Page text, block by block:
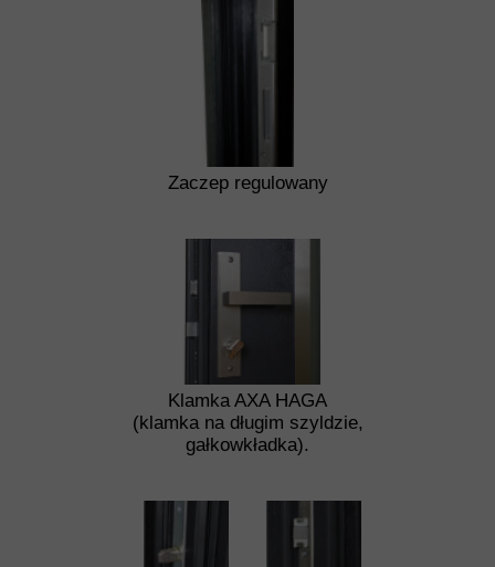
Klamka AXA HAGA
(klamka na długim szyldzie,
gałkowkładka).
Zaczep regulowany